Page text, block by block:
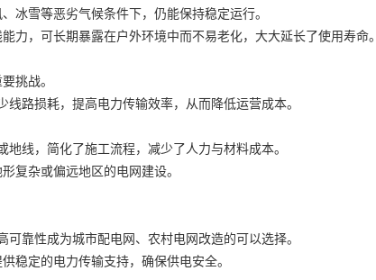
冰雪等恶劣气候条件下，仍能保持稳定运行。
力，可长期暴露在户外环境中而不易老化，大大延长了使用寿命。
挑战。
路损耗，提高电力传输效率，从而降低运营成本。
线，简化了施工流程，减少了人力与材料成本。
复杂或偏远地区的电网建设。
靠性成为城市配电网、农村电网改造的可以选择。
稳定的电力传输支持，确保供电安全。